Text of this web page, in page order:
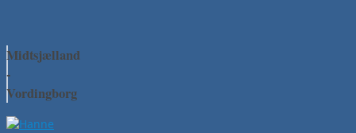
Midtsjælland
-
Vordingborg